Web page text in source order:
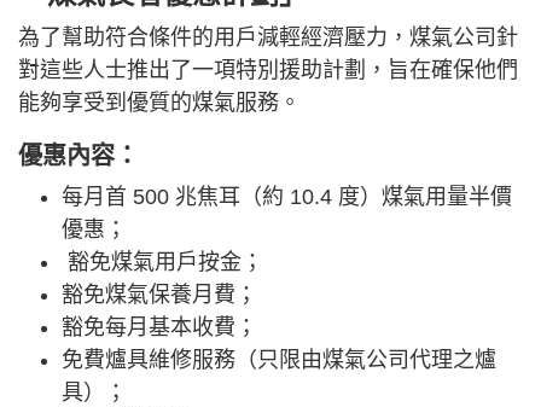
為了幫助符合條件的用戶減輕經濟壓力，煤氣公司針
對這些人士推出了一項特別援助計劃，旨在確保他們
能夠享受到優質的煤氣服務。
優惠內容：
每月首 500 兆焦耳（約 10.4 度）煤氣用量半價
優惠；
豁免煤氣用戶按金；
豁免煤氣保養月費；
豁免每月基本收費；
免費爐具維修服務（只限由煤氣公司代理之爐
具）；